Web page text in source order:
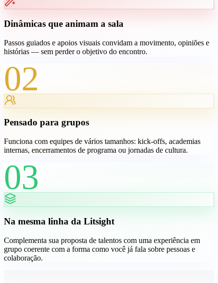
Dinâmicas que animam a sala
Passos guiados e apoios visuais convidam a movimento, opiniões e
histórias — sem perder o objetivo do encontro.
02
Pensado para grupos
Funciona com equipes de vários tamanhos: kick-offs, academias
internas, encerramentos de programa ou jornadas de cultura.
03
Na mesma linha da Litsight
Complementa sua proposta de talentos com uma experiência em
grupo coerente com a forma como você já fala sobre pessoas e
colaboração.